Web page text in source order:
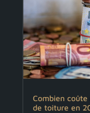
Combien
de toiture en